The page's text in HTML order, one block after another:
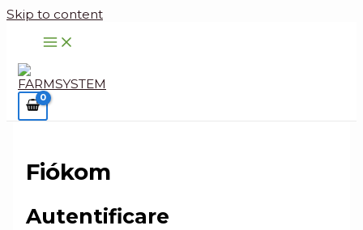
Skip to content
Fiókom
Autentificare